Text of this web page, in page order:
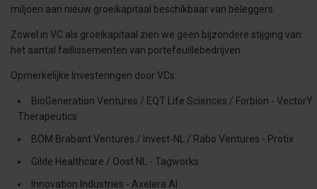
miljoen aan nieuw groeikapitaal beschikbaar van beleggers.
Zowel in VC als groeikapitaal zien we geen bijzondere stijging van
het aantal faillissementen van portefeuillebedrijven.
Opmerkelijke Investeringen door VCs:
BioGeneration Ventures / EQT Life Sciences / Forbion - VectorY
Therapeutics
BOM Brabant Ventures / Invest-NL / Rabo Ventures - Protix
Gilde Healthcare / Oost NL - Tagworks
Innovation Industries - Axelera AI